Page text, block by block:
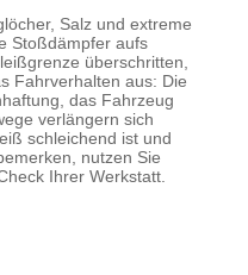
Salz und extreme
Stoßdämpfer aufs
überschritten,
Fahrverhalten aus: Die
das Fahrzeug
verlängern sich
schleichend ist und
nutzen Sie
Ihrer Werkstatt.